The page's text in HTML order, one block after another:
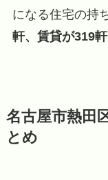
になる住宅の持
軒、賃貸が319軒
名古屋市熱田
とめ